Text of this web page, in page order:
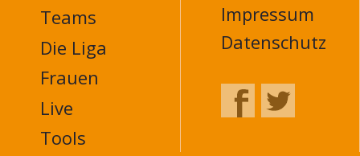
Teams
Die Liga
Frauen
Live
Tools
Impressum
Datenschutz